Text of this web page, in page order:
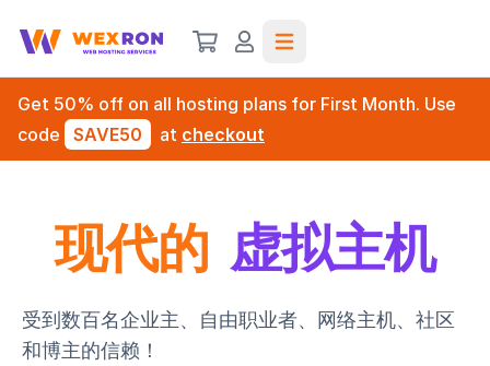
Open main menu
Get 50% off on all hosting plans for First Month. Use
code
SAVE50 at checkout
现代的 虚拟主机
受到数百名企业主、自由职业者、网络主机、社区
和博主的信赖！